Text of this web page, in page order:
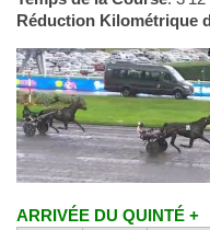
Réduction Kilométrique
ARRIVÉE DU QUINTÉ +